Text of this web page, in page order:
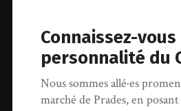
Connaissez-vous
personnalité du
Nous sommes allé·es
marché de Prades, en